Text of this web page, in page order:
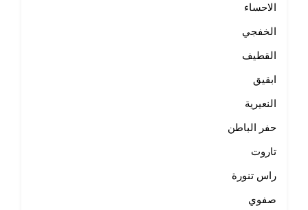
الاحساء
الخفجي
القطيف
ابقيق
النعيرية
حفر الباطن
تاروت
راس تنورة
صفوي